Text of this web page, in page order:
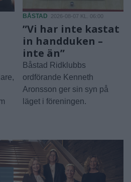
BÅSTAD 2026-08-07 KL. 06:00
”Vi har inte kastat
in handduken –
inte än”
Båstad Ridklubbs
ordförande Kenneth
Aronsson ger sin syn på
läget i föreningen.